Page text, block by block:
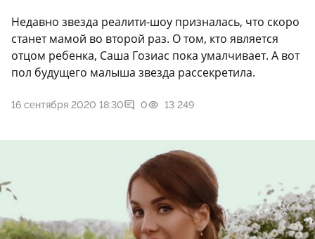
Недавно звезда реалити-шоу призналась, что скоро
станет мамой во второй раз. О том, кто является
отцом ребенка, Саша Гозиас пока умалчивает. А вот
пол будущего малыша звезда рассекретила.
16 сентября 2020 18:30 0 13 249